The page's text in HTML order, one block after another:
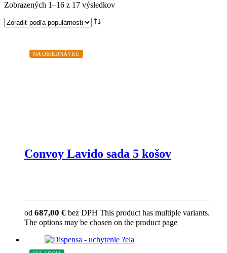
Zobrazených 1–16 z 17 výsledkov
NA OBJEDNÁVKU
Convoy Lavido sada 5 košov
od 687,00 € bez DPH This product has multiple variants.
The options may be chosen on the product page